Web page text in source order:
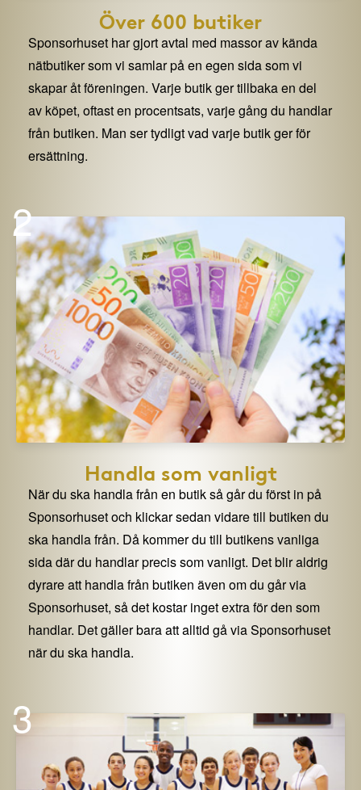
Över 600 butiker
Sponsorhuset har gjort avtal med massor av kända
nätbutiker som vi samlar på en egen sida som vi
skapar åt föreningen. Varje butik ger tillbaka en del
av köpet, oftast en procentsats, varje gång du handlar
från butiken. Man ser tydligt vad varje butik ger för
ersättning.
2
Handla som vanligt
När du ska handla från en butik så går du först in på
Sponsorhuset och klickar sedan vidare till butiken du
ska handla från. Då kommer du till butikens vanliga
sida där du handlar precis som vanligt. Det blir aldrig
dyrare att handla från butiken även om du går via
Sponsorhuset, så det kostar inget extra för den som
handlar. Det gäller bara att alltid gå via Sponsorhuset
när du ska handla.
3